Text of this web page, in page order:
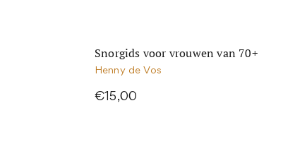
Snorgids voor vrouwen van 70+
Henny de Vos
€15,00